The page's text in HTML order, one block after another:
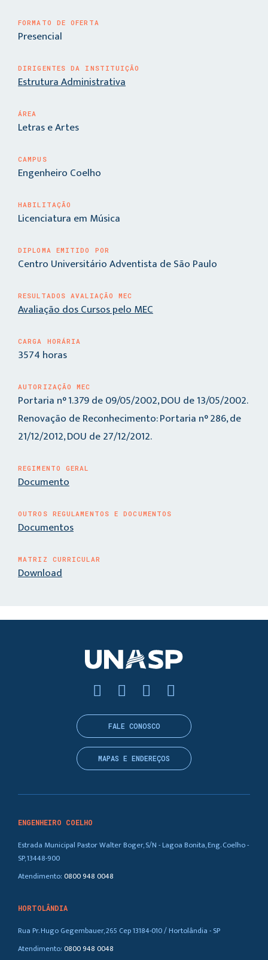
FORMATO DE OFERTA
Presencial
DIRIGENTES DA INSTITUIÇÃO
Estrutura Administrativa
ÁREA
Letras e Artes
CAMPUS
Engenheiro Coelho
HABILITAÇÃO
Licenciatura em Música
DIPLOMA EMITIDO POR
Centro Universitário Adventista de São Paulo
RESULTADOS AVALIAÇÃO MEC
Avaliação dos Cursos pelo MEC
CARGA HORÁRIA
3574 horas
AUTORIZAÇÃO MEC
Portaria n° 1.379 de 09/05/2002, DOU de 13/05/2002.
Renovação de Reconhecimento: Portaria n° 286, de
21/12/2012, DOU de 27/12/2012.
REGIMENTO GERAL
Documento
OUTROS REGULAMENTOS E DOCUMENTOS
Documentos
MATRIZ CURRICULAR
Download
ENGENHEIRO COELHO
Estrada Municipal Pastor Walter Boger, S/N - Lagoa Bonita, Eng. Coelho -
SP, 13448-900
Atendimento:0800 948 0048
HORTOLÂNDIA
Rua Pr. Hugo Gegembauer, 265 Cep 13184-010 / Hortolândia - SP
Atendimento:0800 948 0048
FALE CONOSCO
MAPAS E ENDEREÇOS